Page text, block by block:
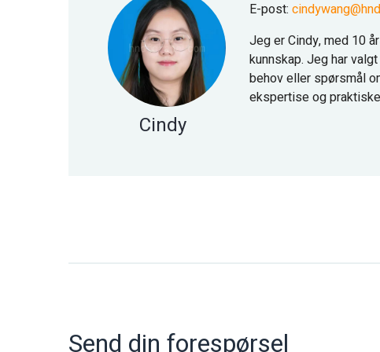
Cindy
E-post:
Jeg er Cindy, med 10
kunnskap. Jeg har
behov eller spørsmål
ekspertise og
Send din forespørsel